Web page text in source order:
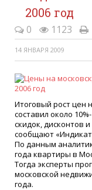
2006 год
0 1123
14 ЯНВАРЯ 2009
Итоговый рост цен
составил около
скидок, дисконтов
сообщают «
По данным
года квартиры в
Тогда эксперты
московской
года.